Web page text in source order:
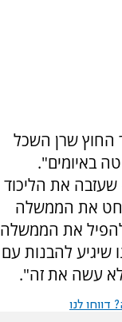
החוץ שרן השכל
באיומים".
את הליכוד
את הממשלה
את הממשלה
שיגיע להבנות עם
עשה את זה".
לנו